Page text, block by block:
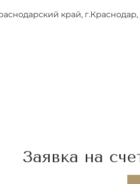
край, г.Краснодар,
Заявка на